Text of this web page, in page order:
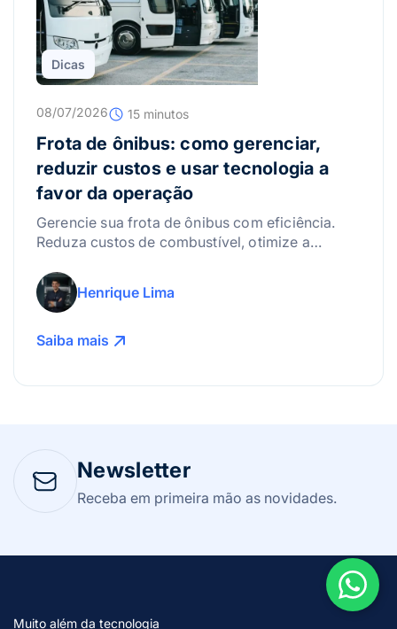
Dicas
08/07/2026 15 minutos
Frota de ônibus: como gerenciar,
reduzir custos e usar tecnologia a
favor da operação
Gerencie sua frota de ônibus com eficiência.
Reduza custos de combustível, otimize a
mais!
Henrique Lima
Saiba mais
Newsletter
Receba em primeira mão as novidades.
Muito além da tecnologia